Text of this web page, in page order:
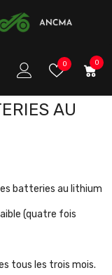
0listes
0
0
item
AU
batteries au lithium
(quatre fois
tous les trois mois.